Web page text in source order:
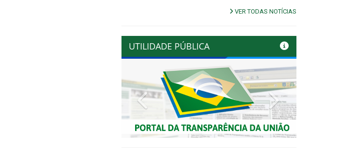
VER TODAS NOTÍCIAS
UTILIDADE PÚBLICA
Previous Next